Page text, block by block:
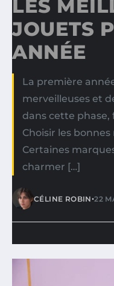
LES
JOUETS
ANNÉE
La première
merveilleuses et
dans cette phase,
Choisir les
Certaines
charmer […]
CÉLINE ROBIN•22